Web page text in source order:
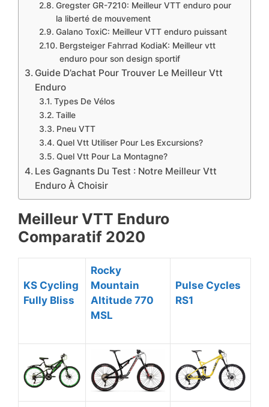
Gregster GR-7210: Meilleur VTT enduro pour
la liberté de mouvement
Galano ToxiC: Meilleur VTT enduro puissant
Bergsteiger Fahrrad KodiaK: Meilleur vtt
enduro pour son design sportif
​Guide D’achat Pour Trouver Le Meilleur Vtt
Enduro
Types De Vélos
Taille
Pneu VTT
Quel Vtt Utiliser Pour Les Excursions?
Quel Vtt Pour La Montagne?
Les Gagnants Du Test : Notre Meilleur Vtt
Enduro À Choisir
Meilleur VTT Enduro
Comparatif 2020
KS Cycling
Fully Bliss
Rocky
Mountain
Altitude 770
MSL
Pulse Cycles
RS1